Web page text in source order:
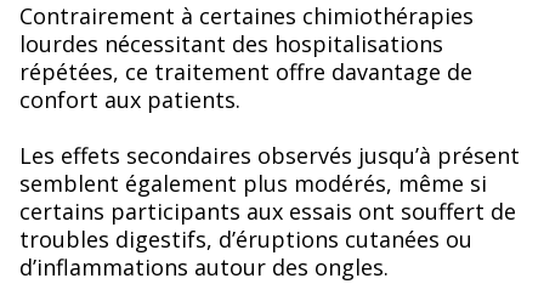
Contrairement à certaines chimiothérapies
lourdes nécessitant des hospitalisations
répétées, ce traitement offre davantage de
confort aux patients.
Les effets secondaires observés jusqu’à présent
semblent également plus modérés, même si
certains participants aux essais ont souffert de
troubles digestifs, d’éruptions cutanées ou
d’inflammations autour des ongles.